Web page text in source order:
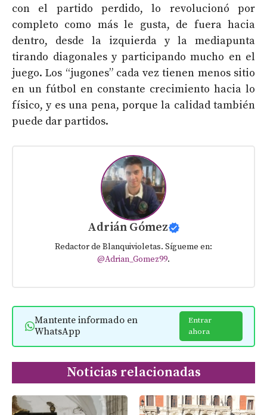
con el partido perdido, lo revolucionó por
completo como más le gusta, de fuera hacia
dentro, desde la izquierda y la mediapunta
tirando diagonales y participando mucho en el
juego. Los “jugones” cada vez tienen menos sitio
en un fútbol en constante crecimiento hacia lo
físico, y es una pena, porque la calidad también
puede dar partidos.
Adrián Gómez
Redactor de Blanquivioletas. Sígueme en:
@Adrian_Gomez99.
Mantente informado en
WhatsApp
Entrar
ahora
Noticias relacionadas